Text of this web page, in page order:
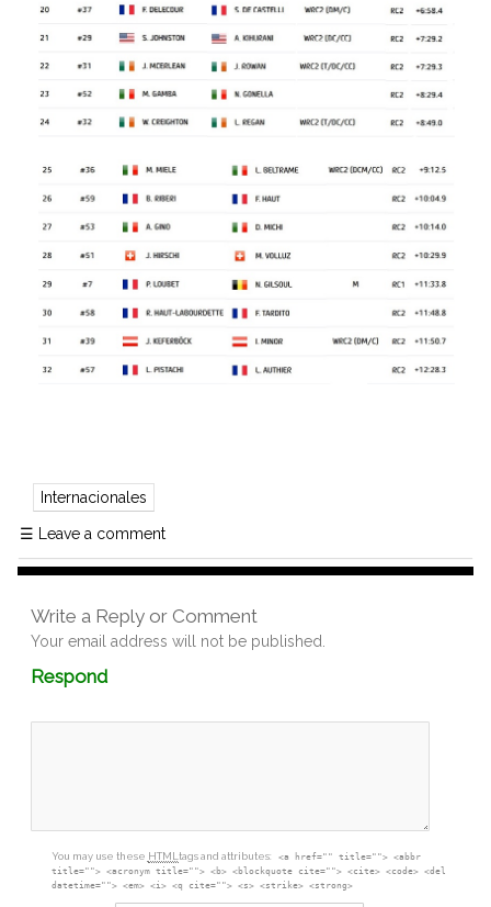
Internacionales
☰ Leave a comment
Write a Reply or Comment
Your email address will not be published.
RespondComment
box
You may use these HTML tags and attributes:
<a href="" title=""> <abbr
title=""> <acronym title=""> <b> <blockquote cite=""> <cite> <code> <del
datetime=""> <em> <i> <q cite=""> <s> <strike> <strong>